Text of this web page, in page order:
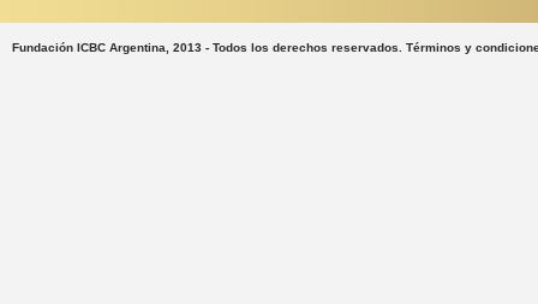
Fundación ICBC Argentina, 2013 - Todos los derechos reservados. Términos y